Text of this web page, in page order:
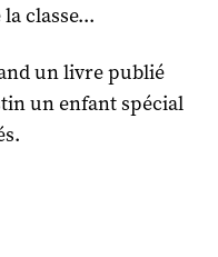
classe...
un livre publié
un enfant spécial